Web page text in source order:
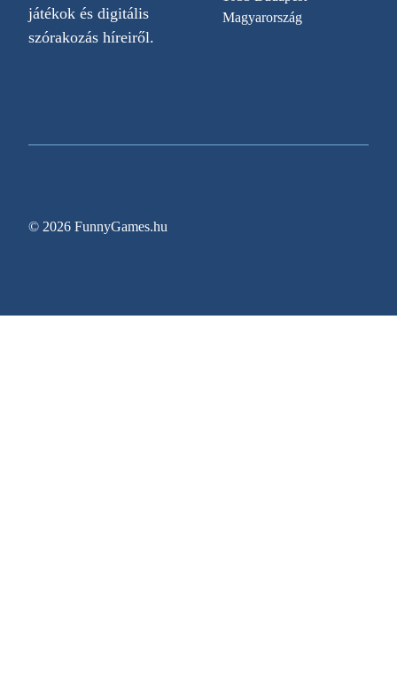
játékok és digitális
szórakozás híreiről.
Magyarország
© 2026 FunnyGames.hu
Adatvédelem